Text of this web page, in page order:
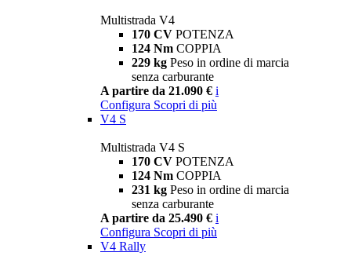
Multistrada V4
170 CV POTENZA
124 Nm COPPIA
229 kg Peso in ordine di marcia
senza carburante
A partire da 21.090 € i
Configura Scopri di più
V4 S
Multistrada V4 S
170 CV POTENZA
124 Nm COPPIA
231 kg Peso in ordine di marcia
senza carburante
A partire da 25.490 € i
Configura Scopri di più
V4 Rally